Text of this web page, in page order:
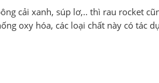
cải xanh, súp lơ,.. thì rau rocket
oxy hóa, các loại chất này có tác